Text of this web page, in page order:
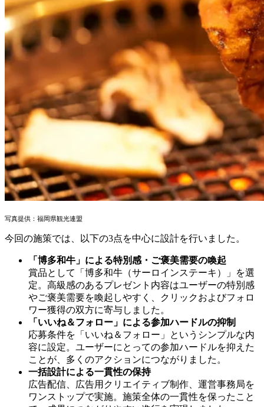
写真提供：福岡県観光連盟
今回の施策では、以下の3点を中心に設計を行いました。
「博多和牛」による特別感・ご褒美需要の喚起
賞品として「博多和牛（サーロインステーキ）」を選
定。高級感のあるプレゼント内容はユーザーの特別感
やご褒美需要を喚起しやすく、クリックおよびフォロ
ワー獲得の双方に寄与しました。
「いいね＆フォロー」による参加ハードルの抑制
応募条件を「いいね＆フォロー」というシンプルな内
容に設定。ユーザーにとっての参加ハードルを抑えた
ことが、多くのアクションにつながりました。
一括設計による一貫性の保持
広告配信、広告用クリエイティブ制作、運営事務局を
ワンストップで実施。施策全体の一貫性を保ったこと